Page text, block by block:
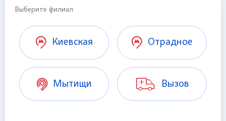
Выберите филиал
Киевская Отрадное
Мытищи Вызов